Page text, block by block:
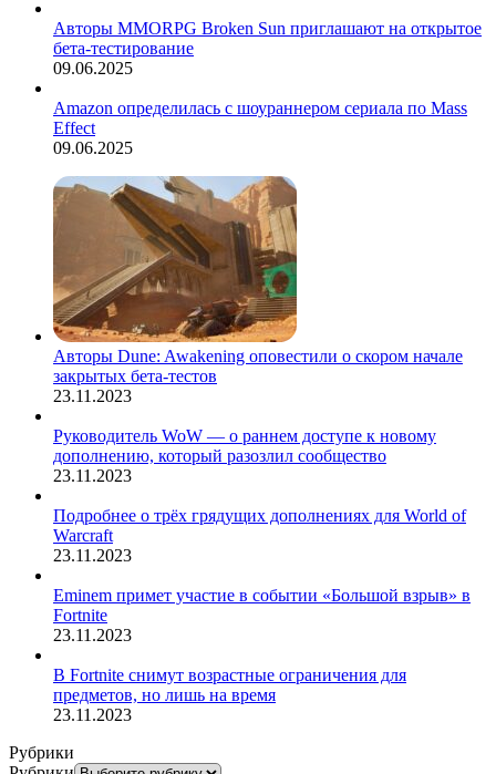
Авторы MMORPG Broken Sun приглашают на открытое
бета-тестирование
09.06.2025
Amazon определилась с шоураннером сериала по Mass
Effect
09.06.2025
Авторы Dune: Awakening оповестили о скором начале
закрытых бета-тестов
23.11.2023
Руководитель WoW — о раннем доступе к новому
дополнению, который разозлил сообщество
23.11.2023
Подробнее о трёх грядущих дополнениях для World of
Warcraft
23.11.2023
Eminem примет участие в событии «Большой взрыв» в
Fortnite
23.11.2023
В Fortnite снимут возрастные ограничения для
предметов, но лишь на время
23.11.2023
Рубрики